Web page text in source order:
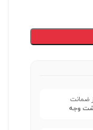
وجه